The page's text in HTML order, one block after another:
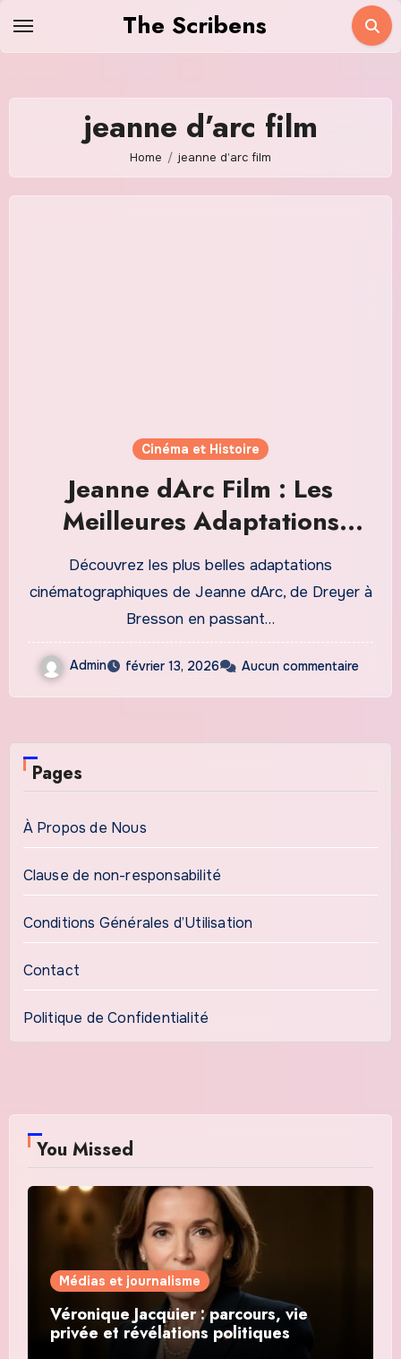
The Scribens
jeanne d’arc film
Home jeanne d’arc film
Cinéma et Histoire
Jeanne dArc Film : Les
Meilleures Adaptations
Cinématographiques à
Découvrir en 2026
Découvrez les plus belles adaptations
cinématographiques de Jeanne dArc, de Dreyer à
Bresson en passant…
Admin février 13, 2026 Aucun commentaire
Pages
À Propos de Nous
Clause de non-responsabilité
Conditions Générales d’Utilisation
Contact
Politique de Confidentialité
You Missed
Médias et journalisme
Véronique Jacquier : parcours, vie
privée et révélations politiques